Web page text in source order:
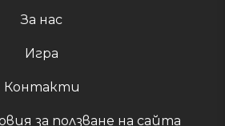
За нас
Игра
Контакти
за ползване на сайта